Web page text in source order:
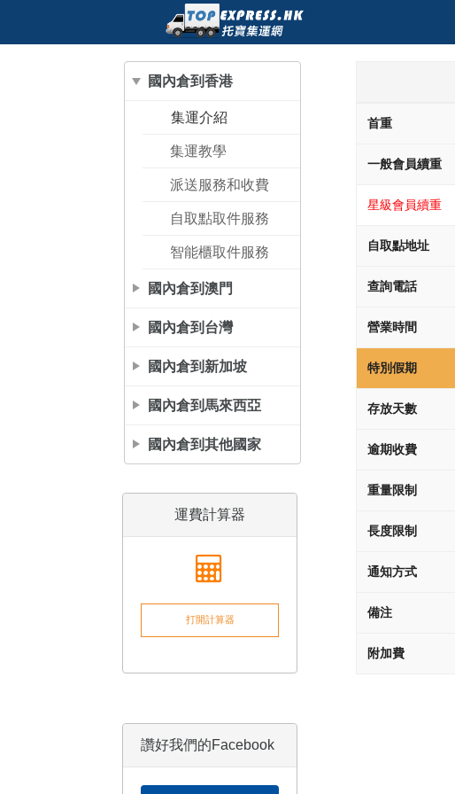
國內倉到香港
集運介紹
集運教學
派送服務和收費
自取點取件服務
智能櫃取件服務
國內倉到澳門
國內倉到台灣
國內倉到新加坡
國內倉到馬來西亞
國內倉到其他國家
運費計算器
打開計算器
讚好我們的Facebook
首重
一般會員續重
星級會員續重
自取點地址
查詢電話
營業時間
特別假期
存放天數
逾期收費
重量限制
長度限制
通知方式
備注
附加費